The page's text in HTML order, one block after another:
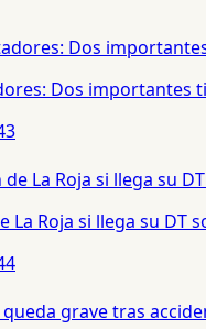
Dos importantes
La Roja si llega su DT